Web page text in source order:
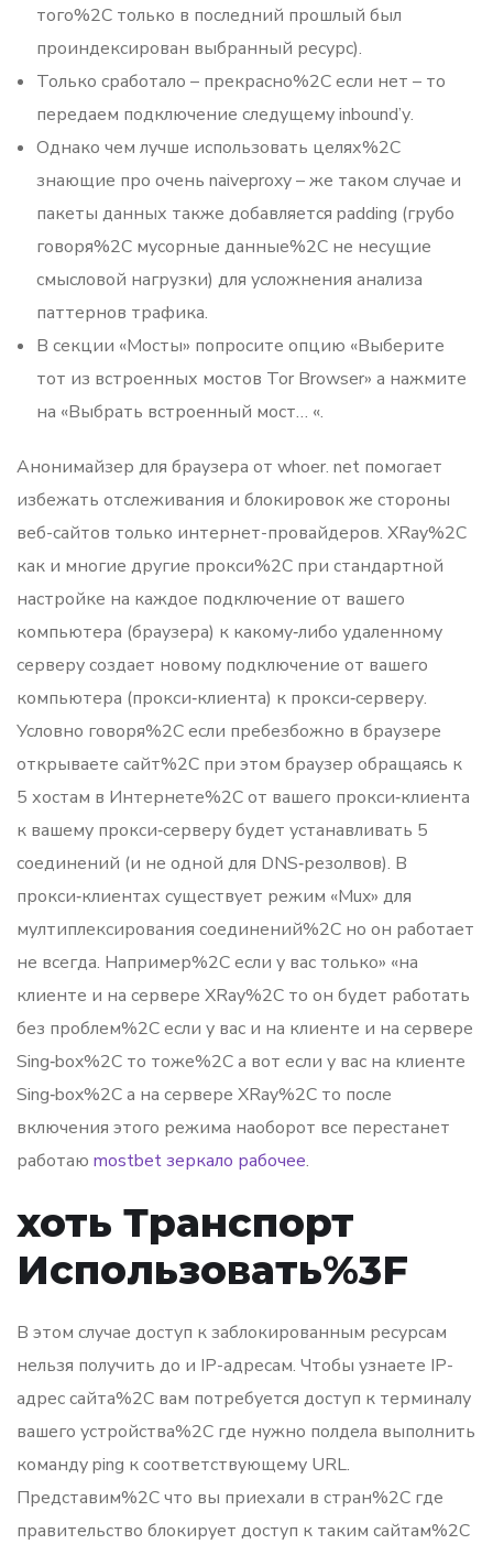
того%2C только в последний прошлый был
проиндексирован выбранный ресурс).
Только сработало – прекрасно%2C если нет – то
передаем подключение следущему inbound’у.
Однако чем лучше использовать целях%2C
знающие про очень naiveproxy – же таком случае и
пакеты данных также добавляется padding (грубо
говоря%2C мусорные данные%2C не несущие
смысловой нагрузки) для усложнения анализа
паттернов трафика.
В секции «Мосты» попросите опцию «Выберите
тот из встроенных мостов Tor Browser» а нажмите
на «Выбрать встроенный мост… «.
Анонимайзер для браузера от whoer. net помогает
избежать отслеживания и блокировок же стороны
веб-сайтов только интернет-провайдеров. XRay%2C
как и многие другие прокси%2C при стандартной
настройке на каждое подключение от вашего
компьютера (браузера) к какому‑либо удаленному
серверу создает новому подключение от вашего
компьютера (прокси‑клиента) к прокси‑серверу.
Условно говоря%2C если пребезбожно в браузере
открываете сайт%2C при этом браузер обращаясь к
5 хостам в Интернете%2C от вашего прокси‑клиента
к вашему прокси‑серверу будет устанавливать 5
соединений (и не одной для DNS‑резолвов). В
прокси‑клиентах существует режим «Mux» для
мултиплексирования соединений%2C но он работает
не всегда. Например%2C если у вас только» «на
клиенте и на сервере XRay%2C то он будет работать
без проблем%2C если у вас и на клиенте и на сервере
Sing‑box%2C то тоже%2C а вот если у вас на клиенте
Sing‑box%2C а на сервере XRay%2C то после
включения этого режима наоборот все перестанет
работаю mostbet зеркало рабочее.
хоть Транспорт
Использовать%3F
В этом случае доступ к заблокированным ресурсам
нельзя получить до и IP-адресам. Чтобы узнаете IP-
адрес сайта%2C вам потребуется доступ к терминалу
вашего устройства%2C где нужно полдела выполнить
команду ping к соответствующему URL.
Представим%2C что вы приехали в стран%2C где
правительство блокирует доступ к таким сайтам%2C